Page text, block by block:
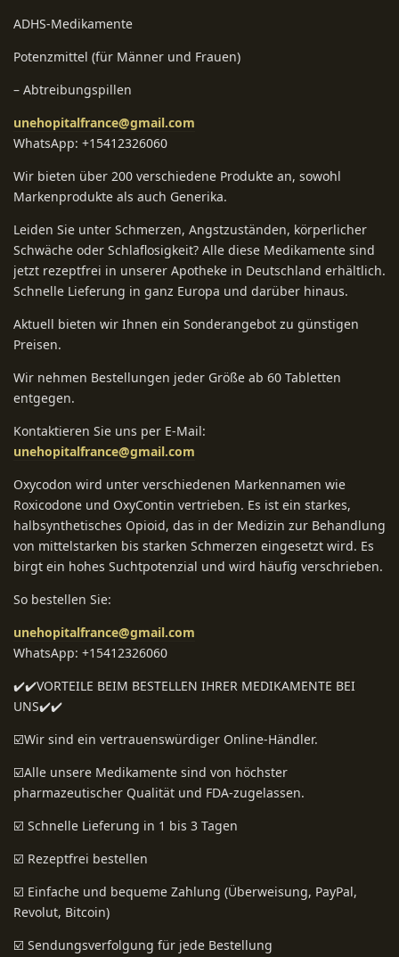
ADHS-Medikamente
Potenzmittel (für Männer und Frauen)
– Abtreibungspillen
unehopitalfrance@gmail.com
WhatsApp: +15412326060
Wir bieten über 200 verschiedene Produkte an, sowohl
Markenprodukte als auch Generika.
Leiden Sie unter Schmerzen, Angstzuständen, körperlicher
Schwäche oder Schlaflosigkeit? Alle diese Medikamente sind
jetzt rezeptfrei in unserer Apotheke in Deutschland erhältlich.
Schnelle Lieferung in ganz Europa und darüber hinaus.
Aktuell bieten wir Ihnen ein Sonderangebot zu günstigen
Preisen.
Wir nehmen Bestellungen jeder Größe ab 60 Tabletten
entgegen.
Kontaktieren Sie uns per E-Mail:
unehopitalfrance@gmail.com
Oxycodon wird unter verschiedenen Markennamen wie
Roxicodone und OxyContin vertrieben. Es ist ein starkes,
halbsynthetisches Opioid, das in der Medizin zur Behandlung
von mittelstarken bis starken Schmerzen eingesetzt wird. Es
birgt ein hohes Suchtpotenzial und wird häufig verschrieben.
So bestellen Sie:
unehopitalfrance@gmail.com
WhatsApp: +15412326060
✔️✔️VORTEILE BEIM BESTELLEN IHRER MEDIKAMENTE BEI ​​
UNS✔️✔️
☑️Wir sind ein vertrauenswürdiger Online-Händler.
☑️Alle unsere Medikamente sind von höchster
pharmazeutischer Qualität und FDA-zugelassen.
☑️ Schnelle Lieferung in 1 bis 3 Tagen
☑️ Rezeptfrei bestellen
☑️ Einfache und bequeme Zahlung (Überweisung, PayPal,
Revolut, Bitcoin)
☑️ Sendungsverfolgung für jede Bestellung